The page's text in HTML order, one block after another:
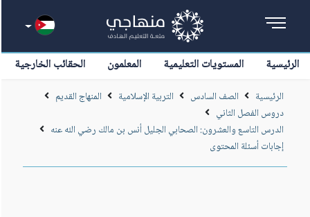
الرئيسية المستويات التعليمية المعلمون الحقائب الخارجية
الرئيسية الصف السادس التربية الإسلامية
المنهاج القديم
دروس الفصل الثاني
الدرس التاسع والعشرون: الصحابي الجليل أنس بن مالك رضي الله عنه
إجابات أسئلة المحتوى